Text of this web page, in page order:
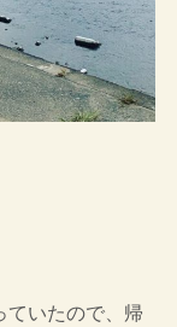
ていたので、帰